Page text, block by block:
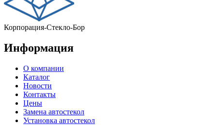
Корпорация-Стекло-Бор
Информация
О компании
Каталог
Новости
Контакты
Цены
Замена автостекол
Установка автостекол